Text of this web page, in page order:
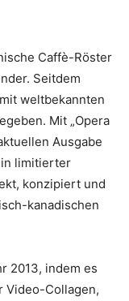
Caffè-Röster
Seitdem
weltbekannten
Mit „Opera
Ausgabe
limitierter
konzipiert und
kanadischen
2013, indem es
Video-Collagen,